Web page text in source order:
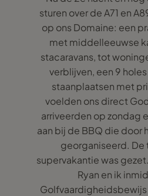
sturen over de A71 en
op ons Domaine: een
met middelleeuwse
stacaravans, tot
verblijven, een 9
staanplaatsen met
voelden ons direct
arriveerden op zondag
aan bij de BBQ die door
georganiseerd. De
supervakantie was
Ryan en ik